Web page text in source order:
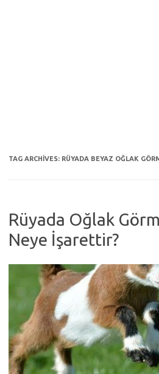
TAG ARCHIVES: RÜYADA BEYAZ OĞLAK
Rüyada Oğlak
Neye İşarettir?